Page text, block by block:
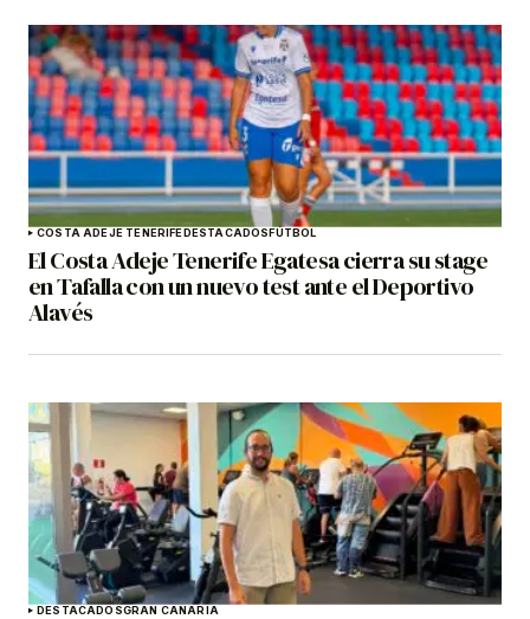
COSTA ADEJE TENERIFEDESTACADOSFÚTBOL
El Costa Adeje Tenerife Egatesa cierra su stage
en Tafalla con un nuevo test ante el Deportivo
Alavés
DESTACADOSGRAN CANARIA